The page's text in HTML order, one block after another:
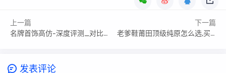
上一篇
名牌首饰高仿-深度评测_对比差异
下一篇
老爹鞋莆田顶级纯原怎么选,买哪款好?
发表评论